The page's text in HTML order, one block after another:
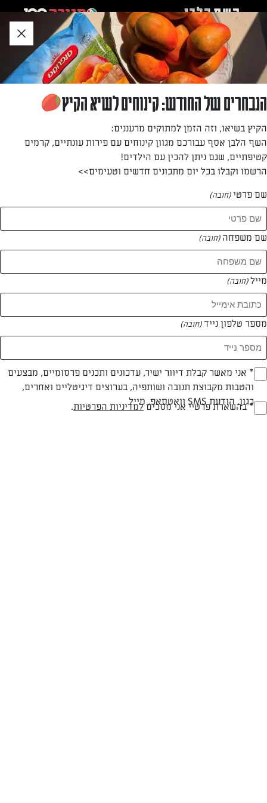
לאזור
תוכן
תחתון
חזרה לעמוד הבית
דורון נשרי
—
המתכונים של
1 מתכונים
עוגת תפוזים עם קליפות תפוז
הנבחרים של החודש: קינוחים לשיא הקיץ
הקיץ בשיאו, וזה הזמן למתוקים מרעננים:
השף הלבן אסף עבורכם מגוון קינוחים עם פירות עונתיים, קרמים
קטיפתיים, שגם ניתן להכין עם הילדים!
הרשמו וקבלו בכל יום מתכונים חדשים וטעימים>>
שם פרטי(חובה)
שם משפחה (חובה)
מייל(חובה)
מספר טלפון נייד(חובה)
Opt_In
(חובה)
* אני מאשר קבלת דיוור ישיר, עדכונים ותכנים פרסומיים, מבצעים
והטבות מקבוצת תנובה ושותפיה, בערוצים דיגיטליים ואחרים,
כגון, הודעת SMS וואטסאפ, מייל
RegulationsApproved
* בהשארת פרטיי אני מסכיםלמדיניות הפרטיות.